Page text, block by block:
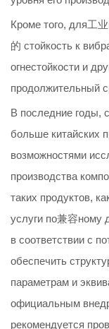
Кроме того, для工
的 стойкость к
огнестойкости и
продолжительный
В последние годы,
больше китайских
возможностями
производства
таких продуктов,
услуги по兼容ному
в соответствии с
обеспечить
параметрам и
официальным
рекомендуется